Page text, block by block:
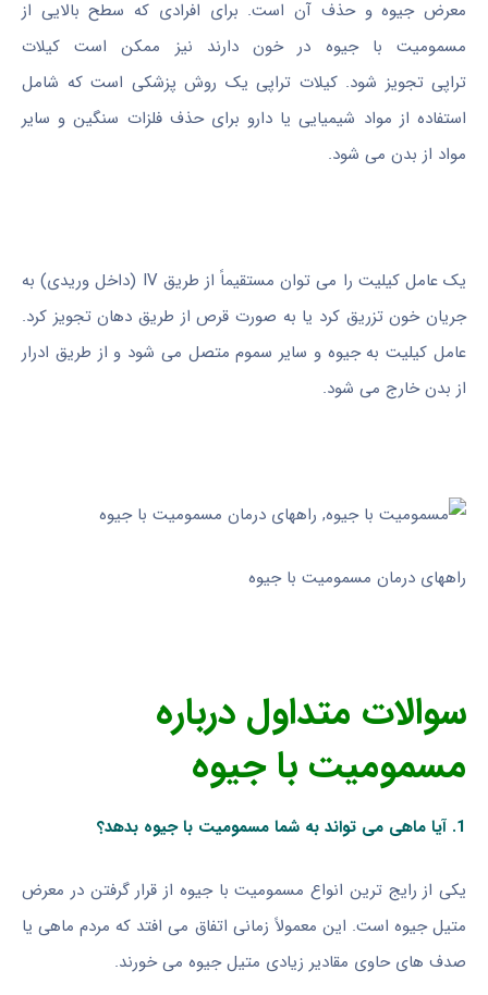
معرض جیوه و حذف آن است. برای افرادی که سطح بالایی از
مسمومیت با جیوه در خون دارند نیز ممکن است کیلات
تراپی تجویز شود. کیلات تراپی یک روش پزشکی است که شامل
استفاده از مواد شیمیایی یا دارو برای حذف فلزات سنگین و سایر
مواد از بدن می شود.
یک عامل کیلیت را می توان مستقیماً از طریق IV (داخل وریدی) به
جریان خون تزریق کرد یا به صورت قرص از طریق دهان تجویز کرد.
عامل کیلیت به جیوه و سایر سموم متصل می شود و از طریق ادرار
از بدن خارج می شود.
راههای درمان مسمومیت با جیوه
سوالات متداول درباره
مسمومیت با جیوه
1. آیا ماهی می تواند به شما مسمومیت با جیوه بدهد؟
یکی از رایج ترین انواع مسمومیت با جیوه از قرار گرفتن در معرض
متیل جیوه است. این معمولاً زمانی اتفاق می افتد که مردم ماهی یا
صدف های حاوی مقادیر زیادی متیل جیوه می خورند.